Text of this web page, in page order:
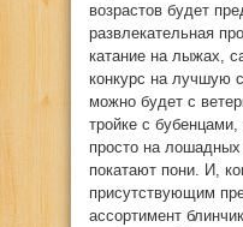
возрастов будет
развлекательная
катание на лыжах,
конкурс на лучшую
можно будет с
тройке с
просто на
покатают пони. И,
присутствующим
ассортимент